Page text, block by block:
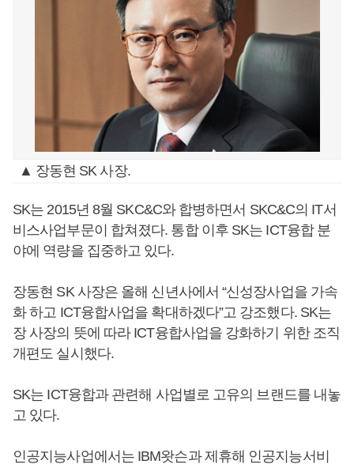
▲ 장동현 SK 사장.
SK는 2015년 8월 SKC&C와 합병하면서 SKC&C의 IT서
비스사업부문이 합쳐졌다. 통합 이후 SK는 ICT융합 분
야에 역량을 집중하고 있다.
장동현 SK 사장은 올해 신년사에서 “신성장사업을 가속
화 하고 ICT융합사업을 확대하겠다”고 강조했다. SK는
장 사장의 뜻에 따라 ICT융합사업을 강화하기 위한 조직
개편도 실시했다.
SK는 ICT융합과 관련해 사업별로 고유의 브랜드를 내놓
고 있다.
인공지능사업에서는 IBM왓슨과 제휴해 인공지능서비